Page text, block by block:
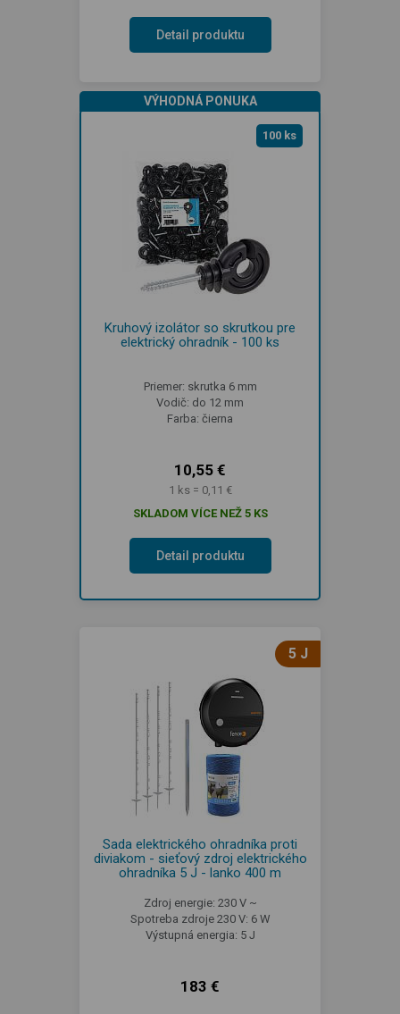
Detail produktu
VÝHODNÁ PONUKA
100 ks
Kruhový izolátor so skrutkou pre
elektrický ohradník - 100 ks
Priemer: skrutka 6 mm
Vodič: do 12 mm
Farba: čierna
10,55 €
1 ks = 0,11 €
SKLADOM VÍCE NEŽ 5 KS
Detail produktu
5 J
Sada elektrického ohradníka proti
diviakom - sieťový zdroj elektrického
ohradníka 5 J - lanko 400 m
Zdroj energie: 230 V ~
Spotreba zdroje 230 V: 6 W
Výstupná energia: 5 J
183 €